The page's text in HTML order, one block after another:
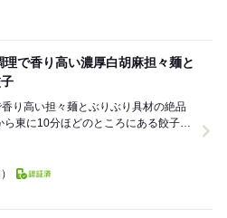
理で香り高い濃厚白胡麻担々麺と
り高い担々麺とぶりぶり具材の絶品